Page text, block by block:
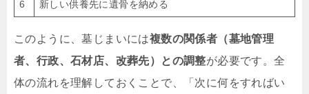
6 新しい供養先に遺骨を納める
このように、墓じまいには複数の関係者（墓地管理
者、行政、石材店、改葬先）との調整が必要です。全
体の流れを理解しておくことで、「次に何をすればい